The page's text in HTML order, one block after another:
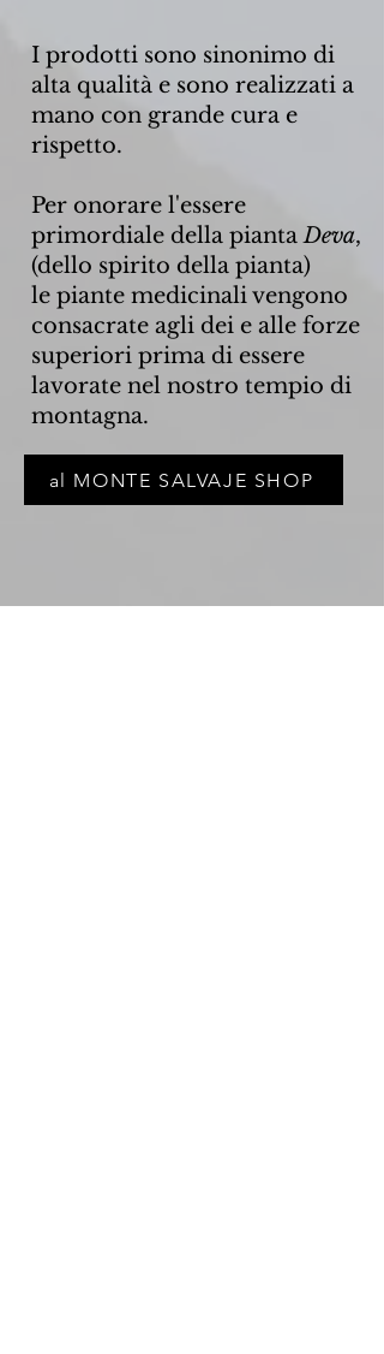
I prodotti sono sinonimo di
alta qualità e sono realizzati a
mano con grande cura e
rispetto.
Per onorare l'essere
primordiale della piantaDeva,
(dello spirito della pianta)
le piante medicinali vengono
consacrate agli dei e alle forze
superiori prima di essere
lavorate nel nostro tempio di
montagna.
al MONTE SALVAJE SHOP